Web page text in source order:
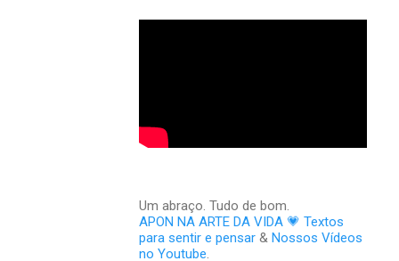
Um abraço. Tudo de bom.
APON NA ARTE DA VIDA 💗 Textos
para sentir e pensar & Nossos Vídeos
no Youtube